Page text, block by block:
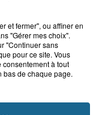
CONFETTI'S
the sound of c
et fermer", ou affiner en
"Gérer mes choix".
"Continuer sans
pour ce site. Vous
consentement à tout
bas de chaque page.